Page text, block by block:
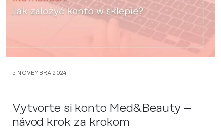
5 NOVEMBRA 2024
Vytvorte si konto Med&Beauty –
návod krok za krokom